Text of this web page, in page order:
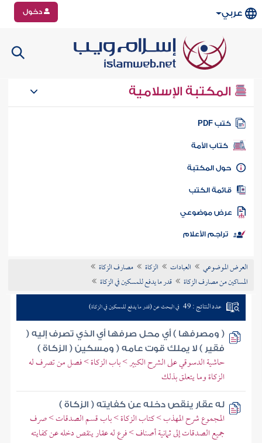
عربي دخول
المكتبة الإسلامية
كتب PDF
كتاب الأمة
المكتبة
الكتب
موضوعي
تراجم الأعلام
العرض الموضوعي العبادات الزكاة
مصارف الزكاة
المساكين من مصارف الزكاة
قدر ما يدفع للمسكين في الزكاة
عدد النتائج : 49 في البحث عن (قدر ما يدفع للمسكين في الزكاة)
( ومصرفها ) أي محل صرفها أي الذي تصرف إليه (
فقير ) لا يملك قوت عامه ( ومسكين ( الزكاة )
حاشية الدسوقي على الشرح الكبير > باب الزكاة > فصل من تصرف له
الزكاة وما يتعلق بذلك
له عقار ينقص دخله عن كفايته ( الزكاة )
المجموع شرح المهذب > كتاب الزكاة > باب قسم الصدقات > صرف
جميع الصدقات إلى ثمانية أصناف > فرع له عقار ينقص دخله عن كفايته